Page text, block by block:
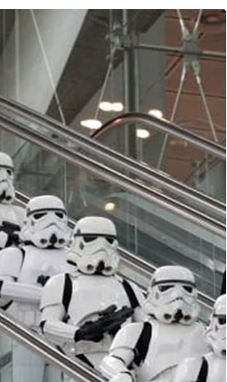
muito obrigado a todos”,